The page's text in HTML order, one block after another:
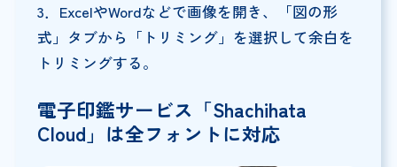
3．ExcelやWordなどで画像を開き、「図の形
式」タブから「トリミング」を選択して余白を
トリミングする。
電子印鑑サービス「Shachihata
Cloud」は全フォントに対応